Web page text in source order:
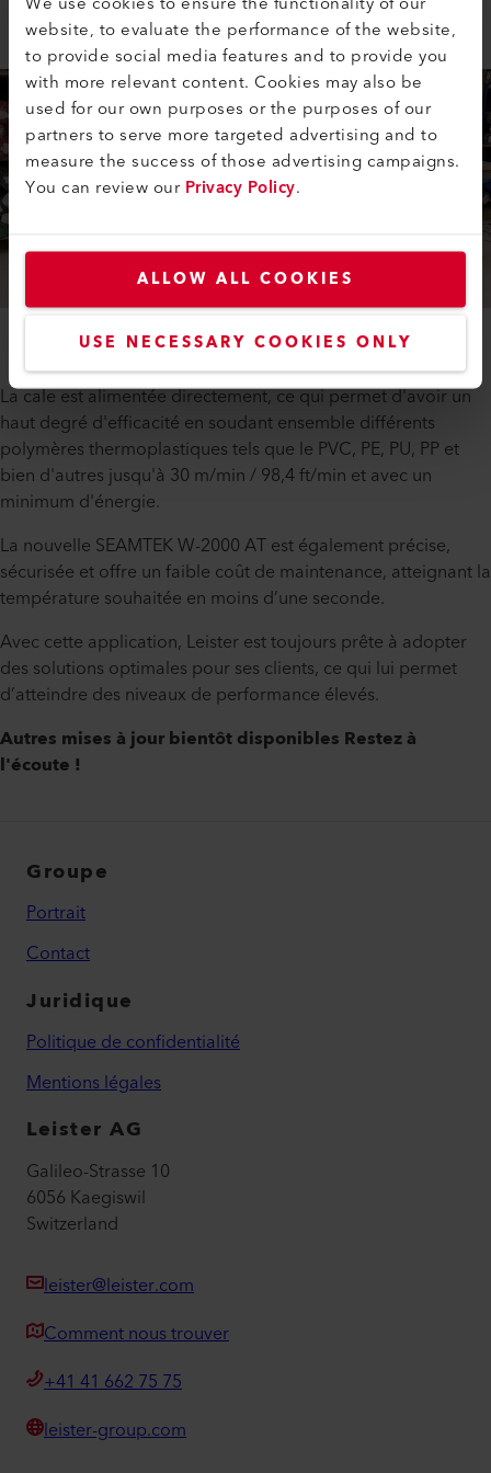
website, to evaluate the performance of the website,
to provide social media features and to provide you
with more relevant content. Cookies may also be
used for our own purposes or the purposes of our
partners to serve more targeted advertising and to
measure the success of those advertising campaigns.
You can review ourPrivacy Policy.
ALLOW ALL COOKIES
USE NECESSARY COOKIES ONLY
La cale est alimentée directement, ce qui permet d'avoir un
haut degré d'efficacité en soudant ensemble différents
polymères thermoplastiques tels que le PVC, PE, PU, PP et
bien d'autres jusqu'à 30 m/min / 98,4 ft/min et avec un
minimum d'énergie.
La nouvelle SEAMTEK W-2000 AT est également précise,
sécurisée et offre un faible coût de maintenance, atteignant la
température souhaitée en moins d’une seconde.
Avec cette application, Leister est toujours prête à adopter
des solutions optimales pour ses clients, ce qui lui permet
d’atteindre des niveaux de performance élevés.
Autres mises à jour bientôt disponibles Restez à
l'écoute !
Groupe
Portrait
Contact
Juridique
Politique de confidentialité
Mentions légales
Leister AG
Galileo-Strasse 10
6056 Kaegiswil
Switzerland
leister@leister.com
Comment nous trouver
+41 41 662 75 75
leister-group.com